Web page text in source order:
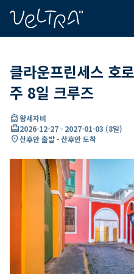
클라운프린세스 호
주 8일 크루즈
directions_boat왕세자비
card_travel2026-12-27- 2027-01-03 (8일)
location_on산후안 출발 - 산후안 도착